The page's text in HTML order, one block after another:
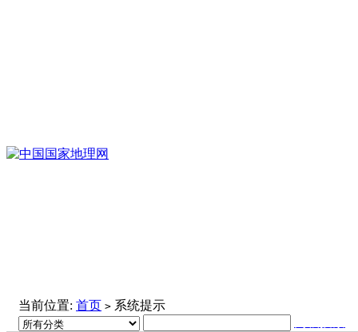
当前位置: 首页 > 系统提示